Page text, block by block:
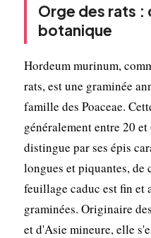
Orge des rats
botanique
Hordeum murinum,
rats, est une graminée
famille des Poaceae.
généralement entre 20
distingue par ses épis
longues et piquantes, de
feuillage caduc est fin et
graminées. Originaire
et d'Asie mineure, elle